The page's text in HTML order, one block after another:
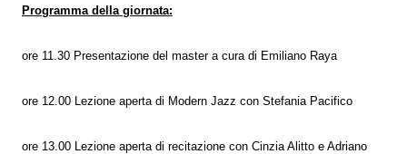
Programma della giornata:
ore 11.30 Presentazione del master a cura di Emiliano Raya
ore 12.00 Lezione aperta di Modern Jazz con Stefania Pacifico
ore 13.00 Lezione aperta di recitazione con Cinzia Alitto e Adriano